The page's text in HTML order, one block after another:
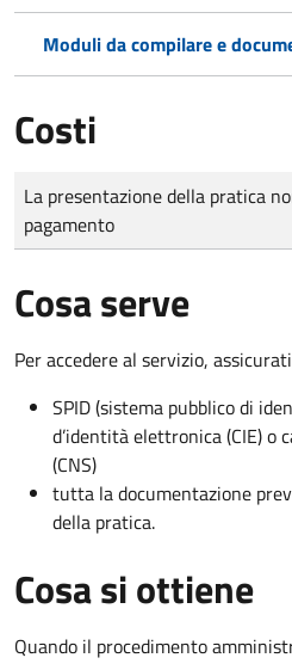
Moduli da compilare e
Costi
Tipo di pagamento
Importo
La presentazione della pratica
pagamento
Cosa serve
Per accedere al servizio,
SPID (sistema pubblico di
d’identità elettronica (CIE) o
(CNS)
tutta la documentazione
della pratica.
Cosa si ottiene
Quando il procedimento